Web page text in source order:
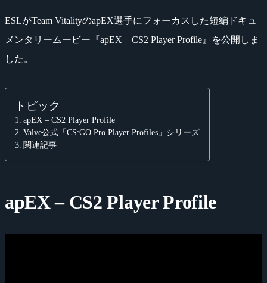
ESLがTeam VitalityのapEX選手にフォーカスした短編ドキュ
メンタリームービー『apEX – CS2 Player Profile』を公開しま
した。
トピック
apEX – CS2 Player Profile
Valve公式「CS:GO Pro Player Profiles」シリーズ
関連記事
apEX – CS2 Player Profile